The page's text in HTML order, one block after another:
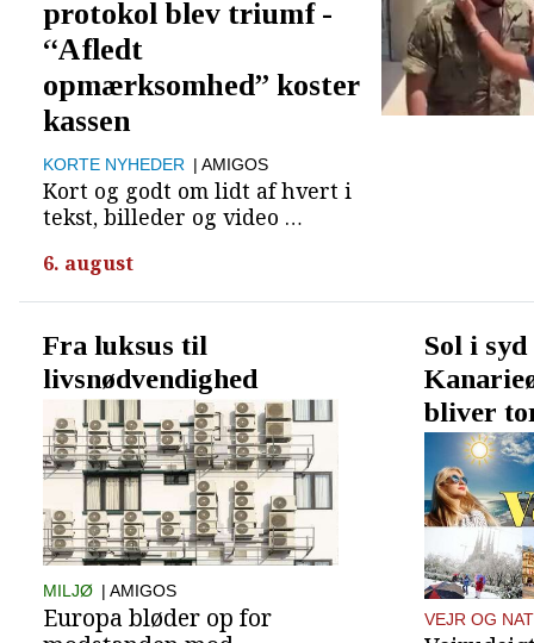
protokol blev triumf -
“Afledt
opmærksomhed” koster
kassen
KORTE NYHEDER | AMIGOS
Kort og godt om lidt af hvert i
tekst, billeder og video …
6. august
Fra luksus til
livsnødvendighed
MILJØ | AMIGOS
Europa bløder op for
Sol i
bliver
VEJR OG